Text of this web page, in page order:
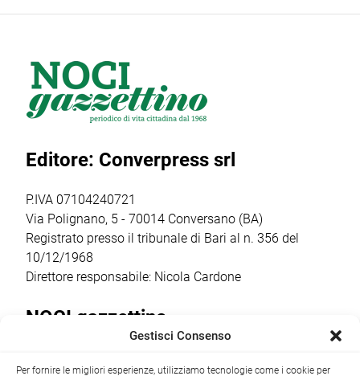
cerimonia di
intitolazione
dell’area a Felice
Laforgia, già
figura
della rete degli
info point
turistici.
Attraverso
2021-2027, il
ottenuto un
finanziamento […]
ratifica per il
Costituente […]
Editore: Converpress srl
P.IVA 07104240721
Via Polignano, 5 - 70014 Conversano (BA)
Registrato presso il tribunale di Bari al n. 356 del
10/12/1968
Direttore responsabile: Nicola Cardone
NOCI gazzettino
+39 080 4979274|info@nocigazzettino.it Contatti|
Gestisci Consenso
Per fornire le migliori esperienze, utilizziamo tecnologie come i cookie per